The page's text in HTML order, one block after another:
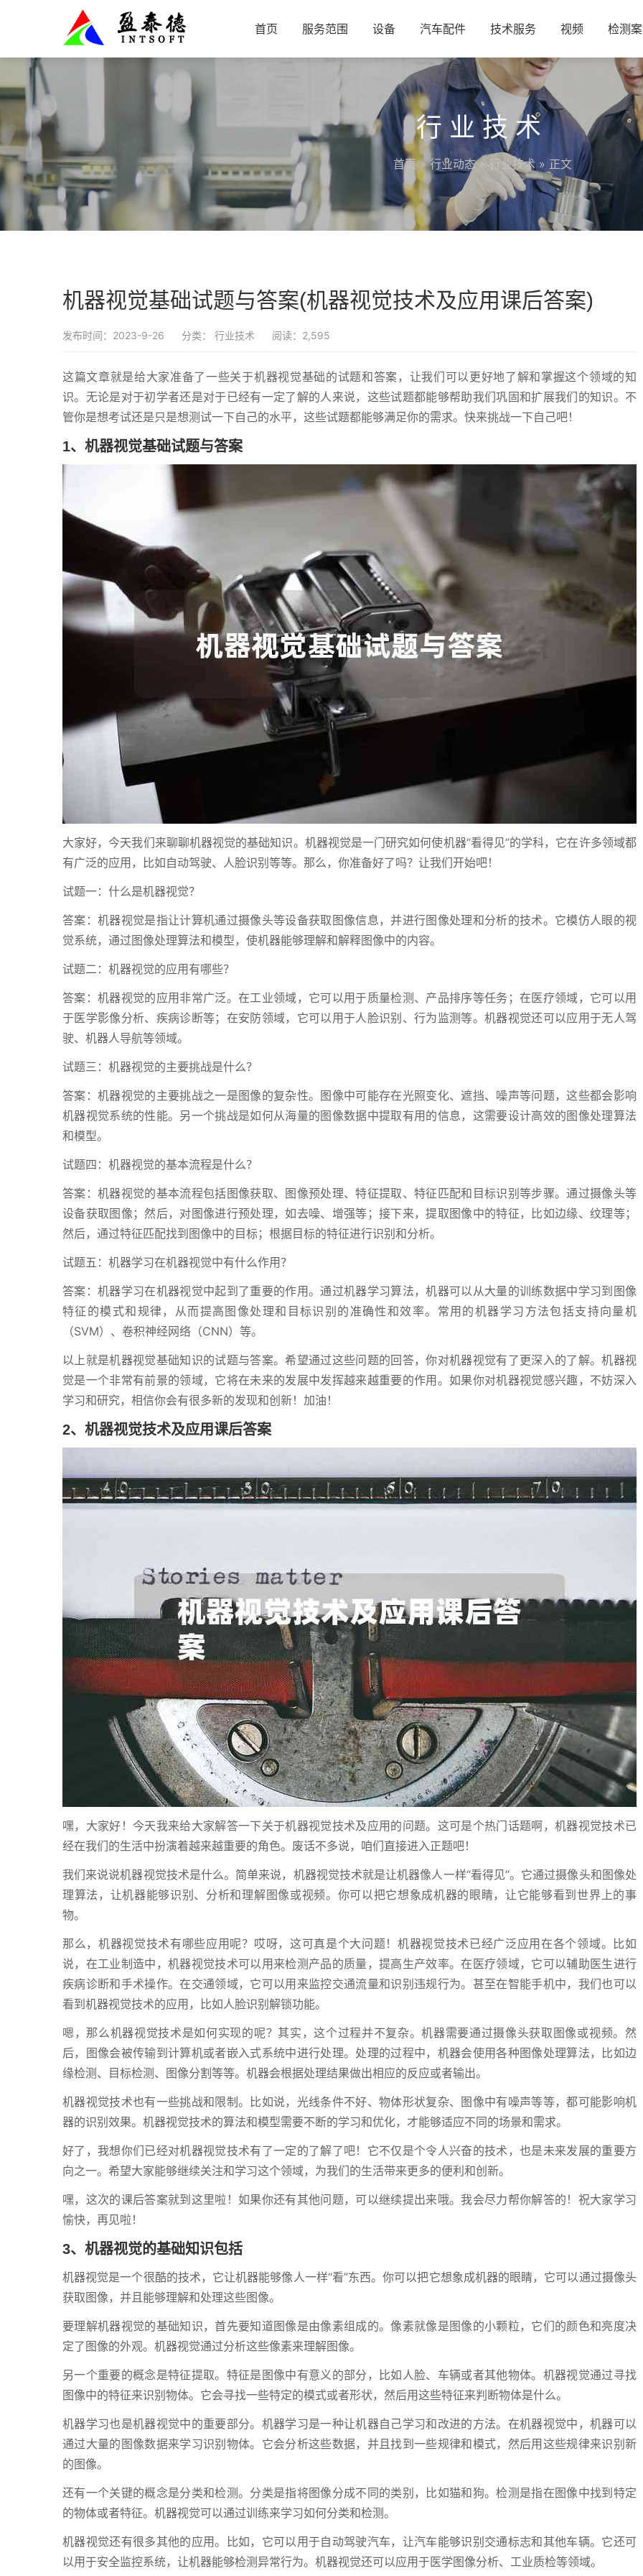
首页 服务范围 设备 汽车配件 技术服务 视频 检测案
行业技术
首页 »行业动态»行业技术» 正文
机器视觉基础试题与答案(机器视觉技术及应用课后答案)
发布时间：2023-9-26 分类： 行业技术 阅读：2,595
这篇文章就是给大家准备了一些关于机器视觉基础的试题和答案，让我们可以更好地了解和掌握这个领域的知
识。无论是对于初学者还是对于已经有一定了解的人来说，这些试题都能够帮助我们巩固和扩展我们的知识。不
管你是想考试还是只是想测试一下自己的水平，这些试题都能够满足你的需求。快来挑战一下自己吧！
1、机器视觉基础试题与答案
大家好，今天我们来聊聊机器视觉的基础知识。机器视觉是一门研究如何使机器“看得见”的学科，它在许多领域都
有广泛的应用，比如自动驾驶、人脸识别等等。那么，你准备好了吗？让我们开始吧！
试题一：什么是机器视觉？
答案：机器视觉是指让计算机通过摄像头等设备获取图像信息，并进行图像处理和分析的技术。它模仿人眼的视
觉系统，通过图像处理算法和模型，使机器能够理解和解释图像中的内容。
试题二：机器视觉的应用有哪些？
答案：机器视觉的应用非常广泛。在工业领域，它可以用于质量检测、产品排序等任务；在医疗领域，它可以用
于医学影像分析、疾病诊断等；在安防领域，它可以用于人脸识别、行为监测等。机器视觉还可以应用于无人驾
驶、机器人导航等领域。
试题三：机器视觉的主要挑战是什么？
答案：机器视觉的主要挑战之一是图像的复杂性。图像中可能存在光照变化、遮挡、噪声等问题，这些都会影响
机器视觉系统的性能。另一个挑战是如何从海量的图像数据中提取有用的信息，这需要设计高效的图像处理算法
和模型。
试题四：机器视觉的基本流程是什么？
答案：机器视觉的基本流程包括图像获取、图像预处理、特征提取、特征匹配和目标识别等步骤。通过摄像头等
设备获取图像；然后，对图像进行预处理，如去噪、增强等；接下来，提取图像中的特征，比如边缘、纹理等；
然后，通过特征匹配找到图像中的目标；根据目标的特征进行识别和分析。
试题五：机器学习在机器视觉中有什么作用？
答案：机器学习在机器视觉中起到了重要的作用。通过机器学习算法，机器可以从大量的训练数据中学习到图像
特征的模式和规律，从而提高图像处理和目标识别的准确性和效率。常用的机器学习方法包括支持向量机
（SVM）、卷积神经网络（CNN）等。
以上就是机器视觉基础知识的试题与答案。希望通过这些问题的回答，你对机器视觉有了更深入的了解。机器视
觉是一个非常有前景的领域，它将在未来的发展中发挥越来越重要的作用。如果你对机器视觉感兴趣，不妨深入
学习和研究，相信你会有很多新的发现和创新！加油！
2、机器视觉技术及应用课后答案
嘿，大家好！今天我来给大家解答一下关于机器视觉技术及应用的问题。这可是个热门话题啊，机器视觉技术已
经在我们的生活中扮演着越来越重要的角色。废话不多说，咱们直接进入正题吧！
我们来说说机器视觉技术是什么。简单来说，机器视觉技术就是让机器像人一样“看得见”。它通过摄像头和图像处
理算法，让机器能够识别、分析和理解图像或视频。你可以把它想象成机器的眼睛，让它能够看到世界上的事
物。
那么，机器视觉技术有哪些应用呢？哎呀，这可真是个大问题！机器视觉技术已经广泛应用在各个领域。比如
说，在工业制造中，机器视觉技术可以用来检测产品的质量，提高生产效率。在医疗领域，它可以辅助医生进行
疾病诊断和手术操作。在交通领域，它可以用来监控交通流量和识别违规行为。甚至在智能手机中，我们也可以
看到机器视觉技术的应用，比如人脸识别解锁功能。
嗯，那么机器视觉技术是如何实现的呢？其实，这个过程并不复杂。机器需要通过摄像头获取图像或视频。然
后，图像会被传输到计算机或者嵌入式系统中进行处理。处理的过程中，机器会使用各种图像处理算法，比如边
缘检测、目标检测、图像分割等等。机器会根据处理结果做出相应的反应或者输出。
机器视觉技术也有一些挑战和限制。比如说，光线条件不好、物体形状复杂、图像中有噪声等等，都可能影响机
器的识别效果。机器视觉技术的算法和模型需要不断的学习和优化，才能够适应不同的场景和需求。
好了，我想你们已经对机器视觉技术有了一定的了解了吧！它不仅是个令人兴奋的技术，也是未来发展的重要方
向之一。希望大家能够继续关注和学习这个领域，为我们的生活带来更多的便利和创新。
嘿，这次的课后答案就到这里啦！如果你还有其他问题，可以继续提出来哦。我会尽力帮你解答的！祝大家学习
愉快，再见啦！
3、机器视觉的基础知识包括
机器视觉是一个很酷的技术，它让机器能够像人一样“看”东西。你可以把它想象成机器的眼睛，它可以通过摄像头
获取图像，并且能够理解和处理这些图像。
要理解机器视觉的基础知识，首先要知道图像是由像素组成的。像素就像是图像的小颗粒，它们的颜色和亮度决
定了图像的外观。机器视觉通过分析这些像素来理解图像。
另一个重要的概念是特征提取。特征是图像中有意义的部分，比如人脸、车辆或者其他物体。机器视觉通过寻找
图像中的特征来识别物体。它会寻找一些特定的模式或者形状，然后用这些特征来判断物体是什么。
机器学习也是机器视觉中的重要部分。机器学习是一种让机器自己学习和改进的方法。在机器视觉中，机器可以
通过大量的图像数据来学习识别物体。它会分析这些数据，并且找到一些规律和模式，然后用这些规律来识别新
的图像。
还有一个关键的概念是分类和检测。分类是指将图像分成不同的类别，比如猫和狗。检测是指在图像中找到特定
的物体或者特征。机器视觉可以通过训练来学习如何分类和检测。
机器视觉还有很多其他的应用。比如，它可以用于自动驾驶汽车，让汽车能够识别交通标志和其他车辆。它还可
以用于安全监控系统，让机器能够检测异常行为。机器视觉还可以应用于医学图像分析、工业质检等领域。